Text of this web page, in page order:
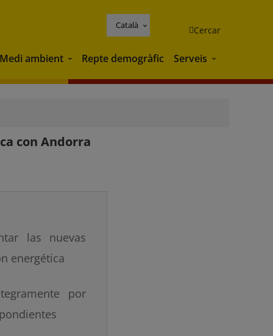
Català Cercar
Medi ambient Medi ambient
Repte demogràfic Serveis Serveis
con Andorra
las nuevas
energética
por